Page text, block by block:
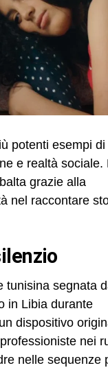
potenti esempi
e realtà sociale.
grazie alla
nel raccontare
tunisina segnata
in Libia durante
dispositivo
nei
nelle sequenze